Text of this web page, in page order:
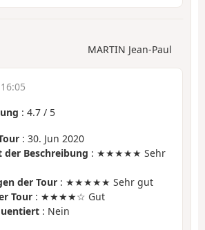
MARTIN Jean-Paul
: 4.7 / 5
: 30. Jun 2020
der Beschreibung : ★★★★★ Sehr
der Tour : ★★★★★ Sehr gut
Tour : ★★★★☆ Gut
: Nein